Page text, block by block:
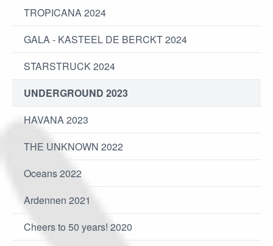
TROPICANA 2024
GALA - KASTEEL DE BERCKT 2024
STARSTRUCK 2024
UNDERGROUND 2023
HAVANA 2023
THE UNKNOWN 2022
Oceans 2022
Ardennen 2021
Cheers to 50 years! 2020